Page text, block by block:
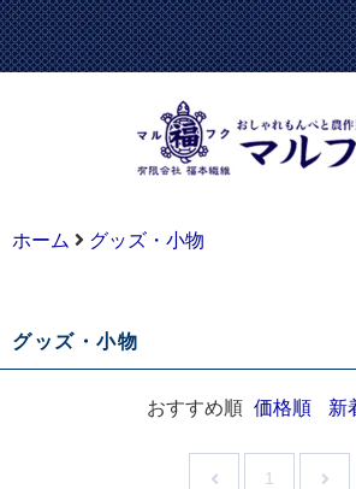
ホーム グッズ・小物
グッズ・小物
おすすめ順 価格順 新
1